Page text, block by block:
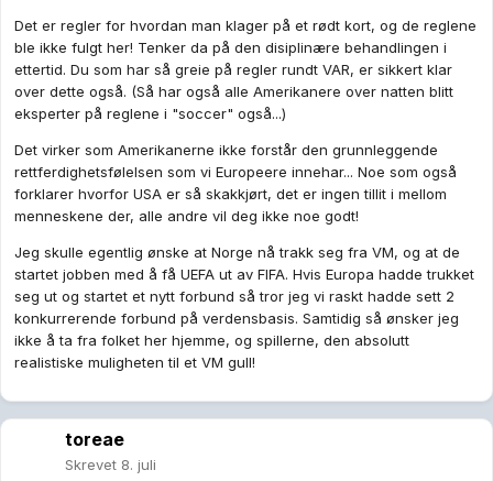
Det er regler for hvordan man klager på et rødt kort, og de reglene
ble ikke fulgt her! Tenker da på den disiplinære behandlingen i
ettertid. Du som har så greie på regler rundt VAR, er sikkert klar
over dette også. (Så har også alle Amerikanere over natten blitt
eksperter på reglene i "soccer" også...)
Det virker som Amerikanerne ikke forstår den grunnleggende
rettferdighetsfølelsen som vi Europeere innehar... Noe som også
forklarer hvorfor USA er så skakkjørt, det er ingen tillit i mellom
menneskene der, alle andre vil deg ikke noe godt!
Jeg skulle egentlig ønske at Norge nå trakk seg fra VM, og at de
startet jobben med å få UEFA ut av FIFA. Hvis Europa hadde trukket
seg ut og startet et nytt forbund så tror jeg vi raskt hadde sett 2
konkurrerende forbund på verdensbasis. Samtidig så ønsker jeg
ikke å ta fra folket her hjemme, og spillerne, den absolutt
realistiske muligheten til et VM gull!
toreae
Skrevet 8. juli